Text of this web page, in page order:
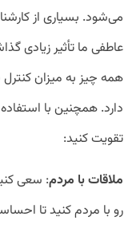
می‌شود. بسیاری از
عاطفی ما تأثیر زیادی
همه چیز به میزان
دارد. همچنین با
تقویت کنید:
ملاقات با مردم: سعی
رو با مردم کنید تا